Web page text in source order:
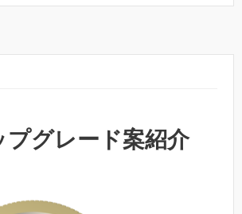
プグレード案紹介